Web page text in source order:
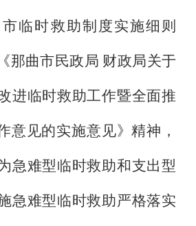
临时救助制度实施细则
那曲市民政局 财政局关于
进临时救助工作暨全面推
意见的实施意见》精神，
急难型临时救助和支出型
急难型临时救助严格落实